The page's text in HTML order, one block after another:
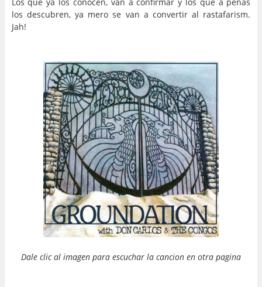
los descubren, ya mero se van a convertir al rastafarism.
Jah!
Dale clic al imagen para escuchar la cancion en otra pagina